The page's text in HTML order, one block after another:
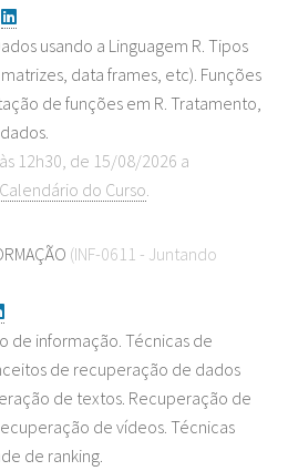
usando a Linguagem R. Tipos
data frames, etc). Funções
de funções em R. Tratamento,
12h30, de 15/08/2026 a
Calendário do Curso
(INF-0611 - Juntando
de informação. Técnicas de
de recuperação de dados
de textos. Recuperação de
de vídeos. Técnicas
de ranking.